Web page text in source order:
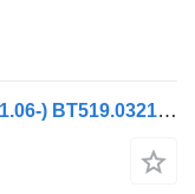
Moniteur iveco, bustec crossway (01.06-) BT519.03210.7W4E0A.BA pour Irisbus Arway, Crossway, Crealis, Magelys, Proway, Daily Tourys (2006-)